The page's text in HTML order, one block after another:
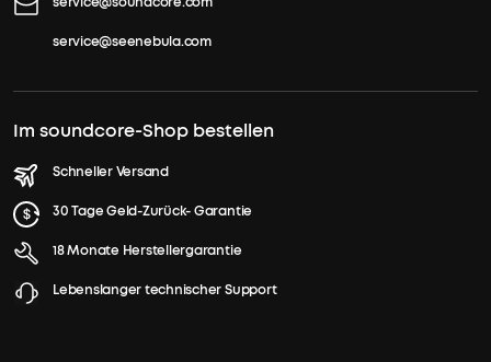
service@seenebula.com
Im soundcore-Shop bestellen
Schneller Versand
30 Tage Geld-Zurück- Garantie
18 Monate Herstellergarantie
Lebenslanger technischer Support